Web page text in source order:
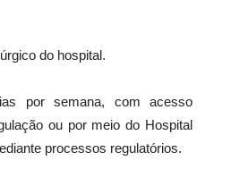
do hospital.
por semana, com acesso
ou por meio do Hospital
processos regulatórios.